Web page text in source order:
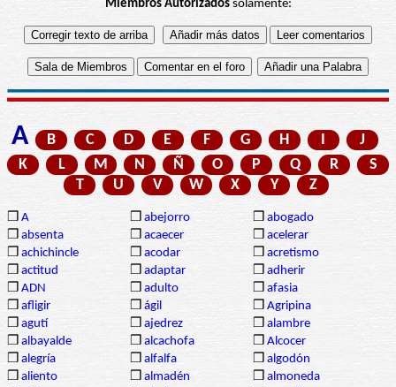
Miembros Autorizadossolamente:
A B C D E F G H I
J
K
L M N Ñ O P Q R
S
T
U V W X Y Z
❒ A ❒ abejorro ❒ abogado
❒ absenta ❒ acaecer ❒ acelerar
❒ achichincle ❒ acodar ❒ acretismo
❒ actitud ❒ adaptar ❒ adherir
❒ ADN ❒ adulto ❒ afasia
❒ afligir ❒ ágil ❒ Agripina
❒ agutí ❒ ajedrez ❒ alambre
❒ albayalde ❒ alcachofa ❒ Alcocer
❒ alegría ❒ alfalfa ❒ algodón
❒ aliento ❒ almadén ❒ almoneda